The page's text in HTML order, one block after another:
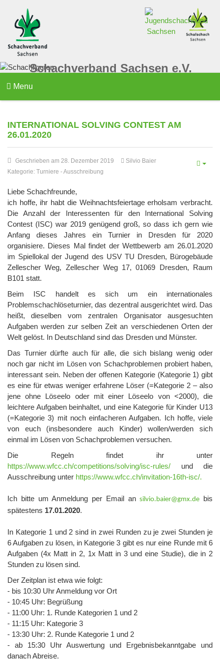
Schachverband Sachsen e.V.
Menu
INTERNATIONAL SOLVING CONTEST AM
26.01.2020
Geschrieben am 28. Dezember 2019
Silvio Baier
Kategorie: Turniere -Ausschreibung
Liebe Schachfreunde,
ich hoffe, ihr habt die Weihnachtsfeiertage erholsam verbracht.
Die Anzahl der Interessenten für den International Solving
Contest (ISC) war 2019 genügend groß, so dass ich gern wie
Anfang dieses Jahres ein Turnier in Dresden für 2020
organisiere. Dieses Mal findet der Wettbewerb am 26.01.2020
im Spiellokal der Jugend des USV TU Dresden, Bürogebäude
Zellescher Weg, Zellescher Weg 17, 01069 Dresden, Raum
B101 statt.
Beim ISC handelt es sich um ein internationales
Problemschachlöseturnier, das dezentral ausgerichtet wird. Das
heißt, dieselben vom zentralen Organisator ausgesuchten
Aufgaben werden zur selben Zeit an verschiedenen Orten der
Welt gelöst. In Deutschland sind das Dresden und Münster.
Das Turnier dürfte auch für alle, die sich bislang wenig oder
noch gar nicht im Lösen von Schachproblemen probiert haben,
interessant sein. Neben der offenen Kategorie (Kategorie 1) gibt
es eine für etwas weniger erfahrene Löser (=Kategorie 2 – also
jene ohne Löseelo oder mit einer Löseelo von <2000), die
leichtere Aufgaben beinhaltet, und eine Kategorie für Kinder U13
(=Kategorie 3) mit noch einfacheren Aufgaben. Ich hoffe, viele
von euch (insbesondere auch Kinder) wollen/werden sich
einmal im Lösen von Schachproblemen versuchen.
Die Regeln findet ihr unter
https://www.wfcc.ch/competitions/solving/isc-rules/ und die
Ausschreibung unter https://www.wfcc.ch/invitation-16th-isc/.
Ich bitte um Anmeldung per Email ansilvio.baier@gmx.de bis
spätestens 17.01.2020.
In Kategorie 1 und 2 sind in zwei Runden zu je zwei Stunden je
6 Aufgaben zu lösen, in Kategorie 3 gibt es nur eine Runde mit 6
Aufgaben (4x Matt in 2, 1x Matt in 3 und eine Studie), die in 2
Stunden zu lösen sind.
Der Zeitplan ist etwa wie folgt:
- bis 10:30 Uhr Anmeldung vor Ort
- 10:45 Uhr: Begrüßung
- 11:00 Uhr: 1. Runde Kategorien 1 und 2
- 11:15 Uhr: Kategorie 3
- 13:30 Uhr: 2. Runde Kategorie 1 und 2
- ab 15:30 Uhr Auswertung und Ergebnisbekanntgabe und
danach Abreise.